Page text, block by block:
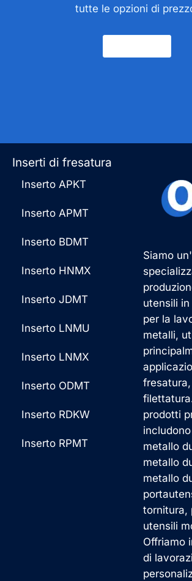
tutte le opzioni di
Siamo
utensili
per la
metalli,
prodotti
metallo
metallo
metallo
tornitura,
utensili
Offriamo
di
Inserti di fresatura
Inserto APKT
Inserto APMT
Inserto BDMT
Inserto HNMX
Inserto JDMT
Inserto LNMU
Inserto LNMX
Inserto ODMT
Inserto RDKW
Inserto RPMT